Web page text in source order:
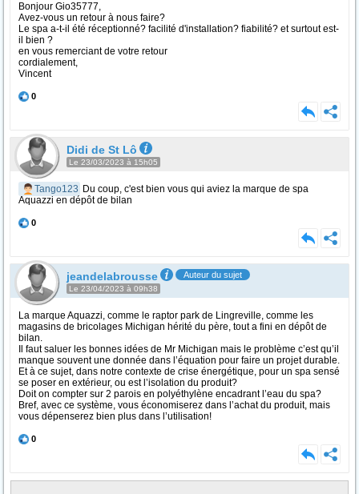
Bonjour Gio35777,
Avez-vous un retour à nous faire?
Le spa a-t-il été réceptionné? facilité d'installation? fiabilité? et surtout est-
il bien ?
en vous remerciant de votre retour
cordialement,
Vincent
0
Didi de St Lô
Le 23/03/2023 à 15h05
Tango123 Du coup, c'est bien vous qui aviez la marque de spa
Aquazzi en dépôt de bilan
0
jeandelabrousse Auteur du sujet
Le 23/04/2023 à 09h38
La marque Aquazzi, comme le raptor park de Lingreville, comme les
magasins de bricolages Michigan hérité du père, tout a fini en dépôt de
bilan.
Il faut saluer les bonnes idées de Mr Michigan mais le problème c’est qu’il
manque souvent une donnée dans l’équation pour faire un projet durable.
Et à ce sujet, dans notre contexte de crise énergétique, pour un spa sensé
se poser en extérieur, ou est l’isolation du produit?
Doit on compter sur 2 parois en polyéthylène encadrant l’eau du spa?
Bref, avec ce système, vous économiserez dans l’achat du produit, mais
vous dépenserez bien plus dans l’utilisation!
0